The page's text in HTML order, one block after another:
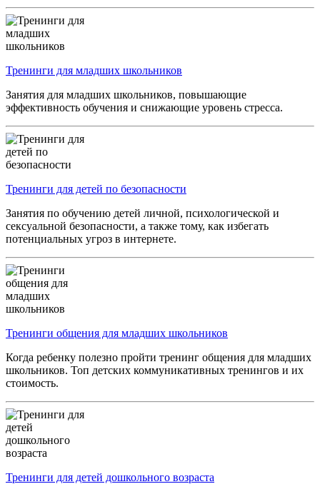
Тренинги для младших школьников
Занятия для младших школьников, повышающие
эффективность обучения и снижающие уровень стресса.
Тренинги для детей по безопасности
Занятия по обучению детей личной, психологической и
сексуальной безопасности, а также тому, как избегать
потенциальных угроз в интернете.
Тренинги общения для младших школьников
Когда ребенку полезно пройти тренинг общения для младших
школьников. Топ детских коммуникативных тренингов и их
стоимость.
Тренинги для детей дошкольного возраста